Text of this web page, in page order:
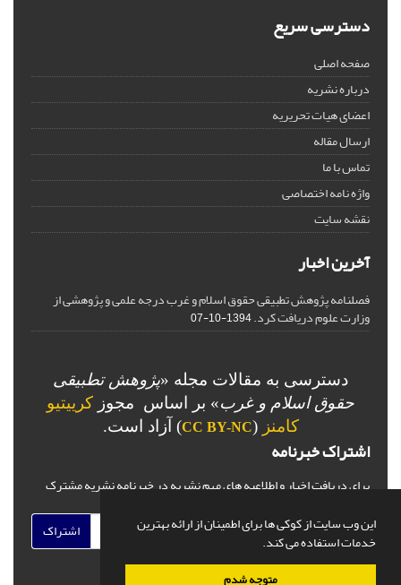
این وب سایت از کوکی ها برای اطمینان از ارائه بهترین
خدمات استفاده می کند.
متوجه شدم
دسترسی سریع
صفحه اصلی
درباره نشریه
اعضای هیات تحریریه
ارسال مقاله
تماس با ما
واژه نامه اختصاصی
نقشه سایت
آخرین اخبار
فصلنامه پژوهش تطبیقی حقوق اسلام و غرب درجه علمی و پژوهشی از
وزارت علوم دریافت کرد.1394-10-07
دسترسی به مقالات مجله «پژوهش تطبیقی
حقوق اسلام و غرب» بر اساس مجوز کرییتیو
کامنز (
CC BY-NC) آزاد است.
اشتراک خبرنامه
برای دریافت اخبار و اطلاعیه های مهم نشریه در خبرنامه نشریه مشترک
اشتراک